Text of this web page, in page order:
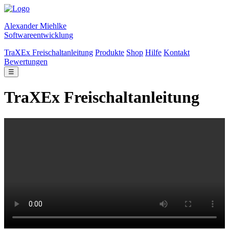
Alexander Miehlke
Softwareentwicklung
TraXEx Freischaltanleitung Produkte Shop Hilfe Kontakt
Bewertungen
☰
TraXEx Freischaltanleitung